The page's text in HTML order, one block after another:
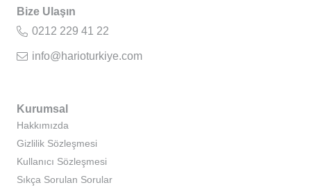
Bize Ulaşın
0212 229 41 22
info@harioturkiye.com
Kurumsal
Hakkımızda
Gizlilik Sözleşmesi
Kullanıcı Sözleşmesi
Sıkça Sorulan Sorular